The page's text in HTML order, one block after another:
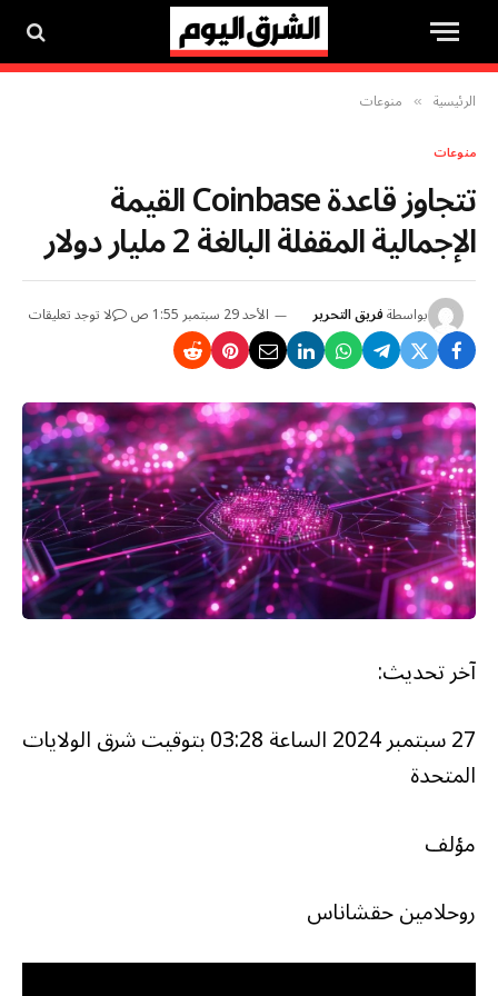
الرئيسية » منوعات
منوعات
تتجاوز قاعدة Coinbase القيمة
الإجمالية المقفلة البالغة 2 مليار دولار
بواسطةفريق التحرير الأحد 29 سبتمبر 1:55 ص لا توجد تعليقات
آخر تحديث:
27 سبتمبر 2024 الساعة 03:28 بتوقيت شرق الولايات
المتحدة
مؤلف
روحلامين حقشاناس